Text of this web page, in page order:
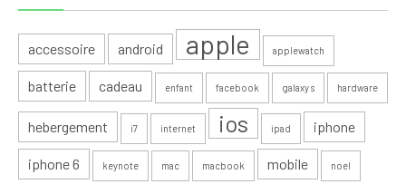
accessoire android apple applewatch
batterie cadeau enfant facebook galaxy s hardware
hebergement i7 internet ios ipad iphone
iphone 6 keynote mac macbook mobile noel